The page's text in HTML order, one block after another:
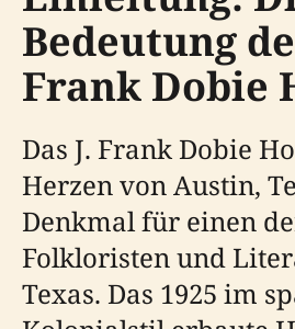
Bedeutung
Frank Dobie
Das J. Frank Dobie
Herzen von Austin,
Denkmal für einen
Folkloristen und
Texas. Das 1925 im